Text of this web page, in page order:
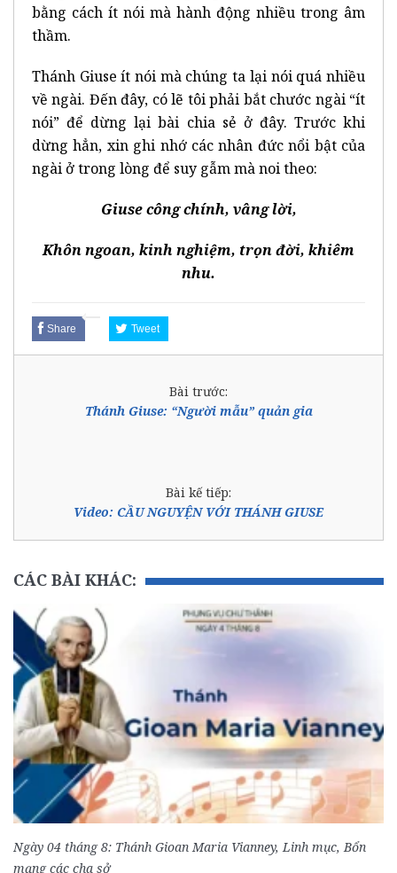
bằng cách ít nói mà hành động nhiều trong âm
thầm.
Thánh Giuse ít nói mà chúng ta lại nói quá nhiều
về ngài. Đến đây, có lẽ tôi phải bắt chước ngài “ít
nói” để dừng lại bài chia sẻ ở đây. Trước khi
dừng hẳn, xin ghi nhớ các nhân đức nổi bật của
ngài ở trong lòng để suy gẫm mà noi theo:
Giuse công chính, vâng lời,
Khôn ngoan, kinh nghiệm, trọn đời, khiêm
nhu.
Share Tweet
Bài trước:
Thánh Giuse: “Người mẫu” quản gia
Bài kế tiếp:
Video: CẦU NGUYỆN VỚI THÁNH GIUSE
CÁC BÀI KHÁC:
Ngày 04 tháng 8: Thánh Gioan Maria Vianney, Linh mục, Bổn
mạng các cha sở